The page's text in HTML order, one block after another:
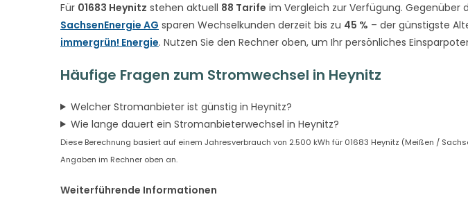
Für 01683 Heynitz stehen aktuell 88 Tarife im Vergleich zur Verfügung. Gegenüber
SachsenEnergie AG sparen Wechselkunden derzeit bis zu 45 % – der günstigste
immergrün! Energie. Nutzen Sie den Rechner oben, um Ihr persönliches
Häufige Fragen zum Stromwechsel in Heynitz
Welcher Stromanbieter ist günstig in Heynitz?
Wie lange dauert ein Stromanbieterwechsel in Heynitz?
Diese Berechnung basiert auf einem Jahresverbrauch von 2.500 kWh für 01683 Heynitz (Meißen /
Angaben im Rechner oben an.
Weiterführende Informationen